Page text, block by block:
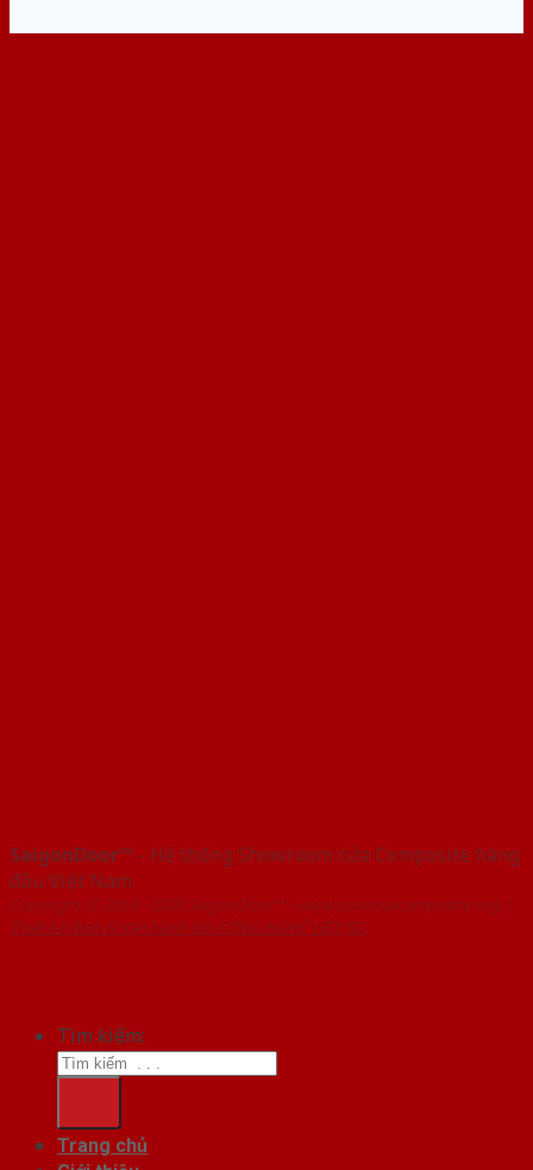
SaigonDoor™ - Hệ thống Showroom cửa Composite hàng
đầu Việt Nam
Copyright ⓒ 2016 – 2026 SaigonDoor™ - www.cuanhuacomposite.org |
Thiết kế Web & Vận hành bởi CÔNG NGHỆ VIỆT JSC
Tìm kiếm:
Trang chủ